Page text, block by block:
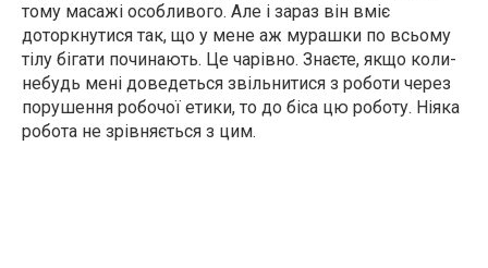
тому масажі особливого. Але і зараз він вміє
доторкнутися так, що у мене аж мурашки по всьому
тілу бігати починають. Це чарівно. Знаєте, якщо коли-
небудь мені доведеться звільнитися з роботи через
порушення робочої етики, то до біса цю роботу. Ніяка
робота не зрівняється з цим.